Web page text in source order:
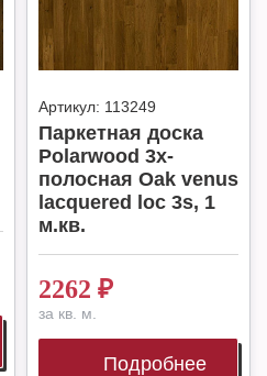
Артикул: 113249
Паркетная доска
Polarwood 3х-
полосная Oak venus
lacquered loc 3s, 1
м.кв.
2262 ₽
за кв. м.
Подробнее